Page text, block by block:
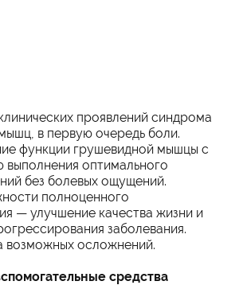
проявлений синдрома
в первую очередь боли.
функции грушевидной мышцы с
выполнения оптимального
без болевых ощущений.
полноценного
— улучшение качества жизни и
заболевания.
возможных осложнений.
средства